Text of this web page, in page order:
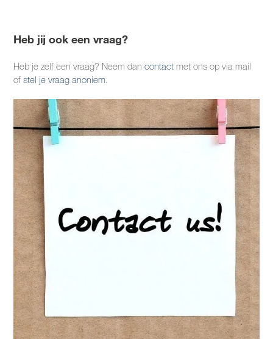
Heb jij ook een vraag?
Heb je zelf een vraag? Neem dancontact met ons op via mail
ofstel je vraag anoniem.